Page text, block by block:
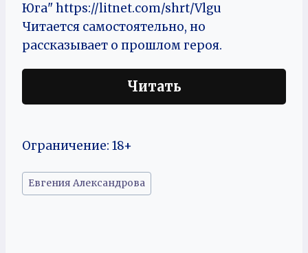
Юга" https://litnet.com/shrt/Vlgu
Читается самостоятельно, но
рассказывает о прошлом героя.
Читать
Ограничение: 18+
Метки
записи:
Евгения Александрова